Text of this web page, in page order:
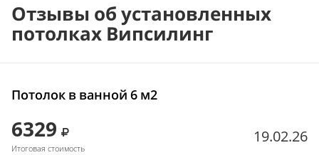
Отзывы об установленных
потолках Випсилинг
Потолок в ванной 6 м2
6329
Итоговая стоимость
19.02.26